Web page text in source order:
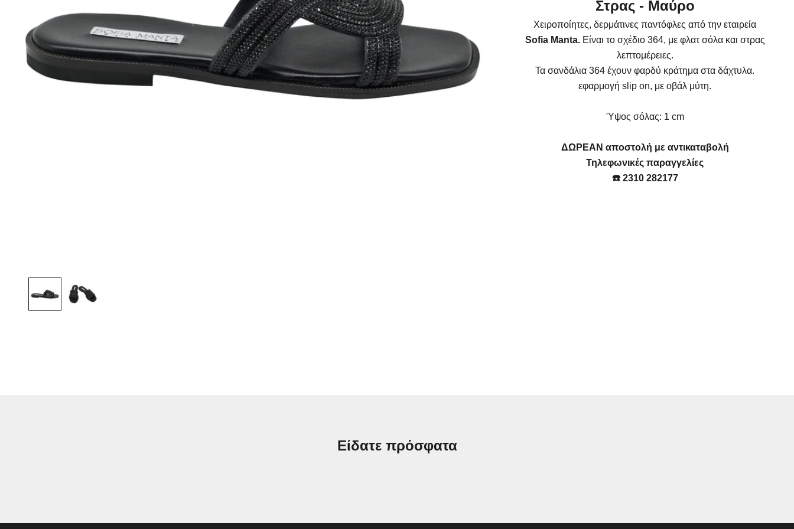
Στρας - Μαύρο
Χειροποίητες, δερμάτινες παντόφλες από την εταιρεία
Sofia Manta.Είναι το σχέδιο 364, με φλατ σόλα και στρας
λεπτομέρειες.
Τα σανδάλια 364 έχουν φαρδύ κράτημα στα δάχτυλα.
εφαρμογή slip on, με οβάλ μύτη.
Ύψος σόλας: 1 cm
ΔΩΡΕΑΝ αποστολή με αντικαταβολή
Τηλεφωνικές παραγγελίες
☎️ 2310 282177
Είδατε πρόσφατα